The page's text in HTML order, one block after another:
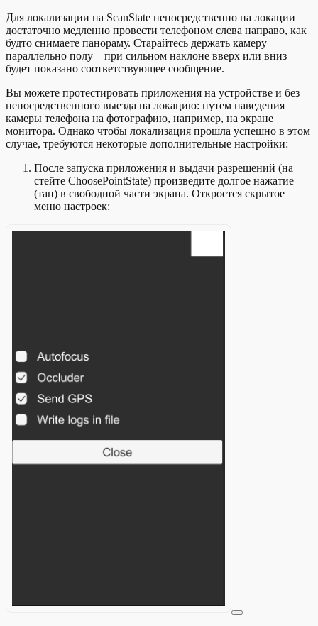
Для локализации на ScanState непосредственно на локации
достаточно медленно провести телефоном слева направо, как
будто снимаете панораму. Старайтесь держать камеру
параллельно полу – при сильном наклоне вверх или вниз
будет показано соответствующее сообщение.
Вы можете протестировать приложения на устройстве и без
непосредственного выезда на локацию: путем наведения
камеры телефона на фотографию, например, на экране
монитора. Однако чтобы локализация прошла успешно в этом
случае, требуются некоторые дополнительные настройки:
После запуска приложения и выдачи разрешений (на
стейте ChoosePointState) произведите долгое нажатие
(тап) в свободной части экрана. Откроется скрытое
меню настроек: